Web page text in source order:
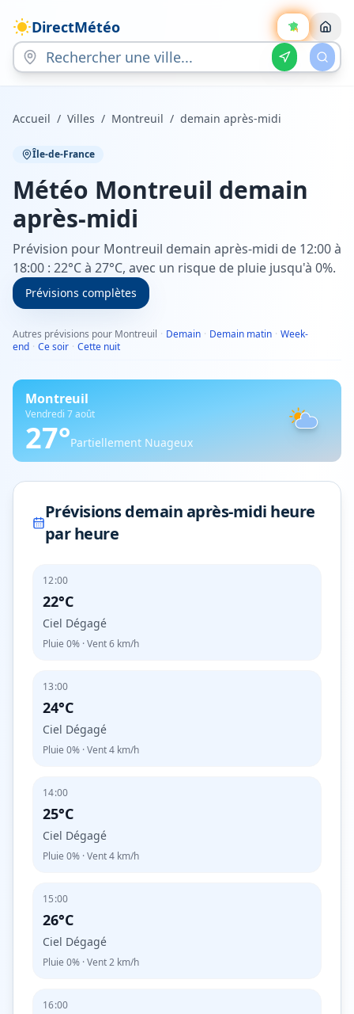
DirectMétéo
Accueil / Villes / Montreuil / demain après-midi
Île-de-France
Météo Montreuil demain
après-midi
Prévision pour Montreuil demain après-midi de 12:00 à
18:00 : 22°C à 27°C, avec un risque de pluie jusqu'à 0%.
Prévisions complètes
Autres prévisions pour Montreuil · Demain · Demain matin · Week-
end · Ce soir · Cette nuit
Montreuil
Vendredi 7 août
27°Partiellement Nuageux
Prévisions demain après-midi heure
par heure
12:00
22°C
Ciel Dégagé
Pluie 0% · Vent6 km/h
13:00
24°C
Ciel Dégagé
Pluie 0% · Vent4 km/h
14:00
25°C
Ciel Dégagé
Pluie 0% · Vent4 km/h
15:00
26°C
Ciel Dégagé
Pluie 0% · Vent2 km/h
16:00